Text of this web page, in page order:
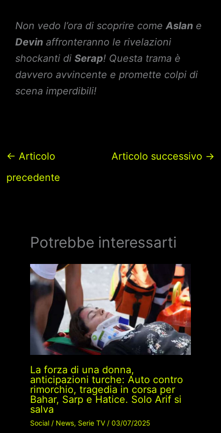
Non vedo l’ora di scoprire comeAslane
Devinaffronteranno le rivelazioni
shockanti di Serap! Questa trama è
davvero avvincente e promette colpi di
scena imperdibili!
← Articolo
precedente
Articolo successivo →
Potrebbe interessarti
La forza di una donna,
anticipazioni turche: Auto contro
rimorchio, tragedia in corsa per
Bahar, Sarp e Hatice. Solo Arif si
salva
Social/ News, Serie TV/ 03/07/2025